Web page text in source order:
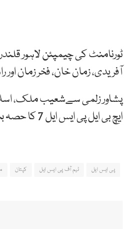
ٹورنامنٹ کی چیمپئن لاہور
آفریدی، زمان خان، فخر زمان
پشاور زلمی سےشعیب ملک،
ایچ بی ایل پی ایس ایل 7 کا حصہ بنایا گیا ہے۔
پی ایس ایل ٹیم آف پی ایس ایل کپتان